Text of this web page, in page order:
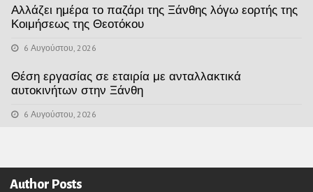
Αλλάζει ημέρα το παζάρι της Ξάνθης λόγω εορτής της
Κοιμήσεως της Θεοτόκου
6 Αυγούστου, 2026
Θέση εργασίας σε εταιρία με ανταλλακτικά
αυτοκινήτων στην Ξάνθη
6 Αυγούστου, 2026
Author Posts